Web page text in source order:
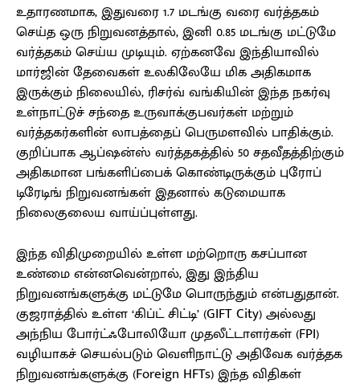
உதாரணமாக, இதுவரை 1.7 மடங்கு வரை வர்த்தகம்
செய்த ஒரு நிறுவனத்தால், இனி 0.85 மடங்கு மட்டுமே
வர்த்தகம் செய்ய முடியும். ஏற்கனவே இந்தியாவில்
மார்ஜின் தேவைகள் உலகிலேயே மிக அதிகமாக
இருக்கும் நிலையில், ரிசர்வ் வங்கியின் இந்த நகர்வு
உள்நாட்டுச் சந்தை உருவாக்குபவர்கள் மற்றும்
வர்த்தகர்களின் லாபத்தைப் பெருமளவில் பாதிக்கும்.
குறிப்பாக ஆப்ஷன்ஸ் வர்த்தகத்தில் 50 சதவீதத்திற்கும்
அதிகமான பங்களிப்பைக் கொண்டிருக்கும் புரோப்
டிரேடிங் நிறுவனங்கள் இதனால் கடுமையாக
நிலைகுலைய வாய்ப்புள்ளது.
இந்த விதிமுறையில் உள்ள மற்றொரு கசப்பான
உண்மை என்னவென்றால், இது இந்திய
நிறுவனங்களுக்கு மட்டுமே பொருந்தும் என்பதுதான்.
குஜராத்தில் உள்ள ‘கிப்ட் சிட்டி’ (GIFT City) அல்லது
அந்நிய போர்ட்ஃபோலியோ முதலீட்டாளர்கள் (FPI)
வழியாகச் செயல்படும் வெளிநாட்டு அதிவேக வர்த்தக
நிறுவனங்களுக்கு (Foreign HFTs) இந்த விதிகள்